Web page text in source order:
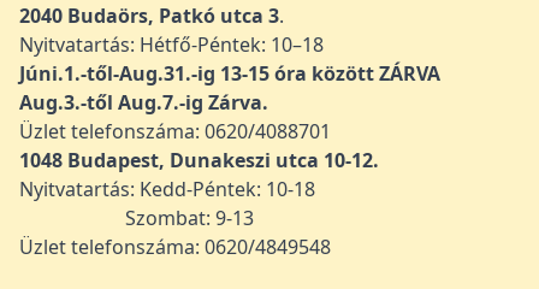
2040 Budaörs, Patkó utca 3.
Nyitvatartás: Hétfő-Péntek: 10–18
Júni.1.-től-Aug.31.-ig 13-15 óra között ZÁRVA
Aug.3.-től Aug.7.-ig Zárva.
Üzlet telefonszáma: 0620/4088701
1048 Budapest, Dunakeszi utca 10-12.
Nyitvatartás: Kedd-Péntek: 10-18
Szombat: 9-13
Üzlet telefonszáma: 0620/4849548